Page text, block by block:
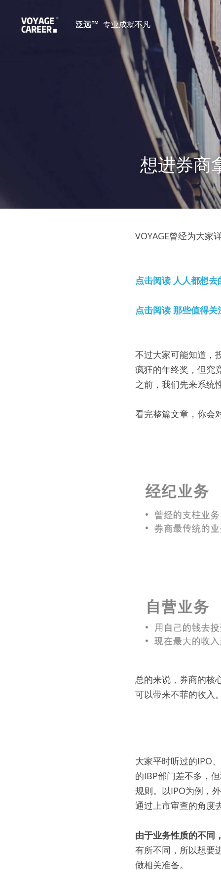
泛远™ 专业成就不凡
想进券商
VOYAGE曾经为大家
点击阅读 人人都想
点击阅读 那些值得
不过大家可能知道，
疯狂的年终奖，但究
之前，我们先来系统
看完整篇文章，你会
总的来说，券商的核
可以带来不菲的收入
大家平时听过的IPO
的IBP部门差不多，
规则。以IPO为例，
通过上市审查的角度
由于业务性质的不同
有所不同，所以想要
做相关准备。